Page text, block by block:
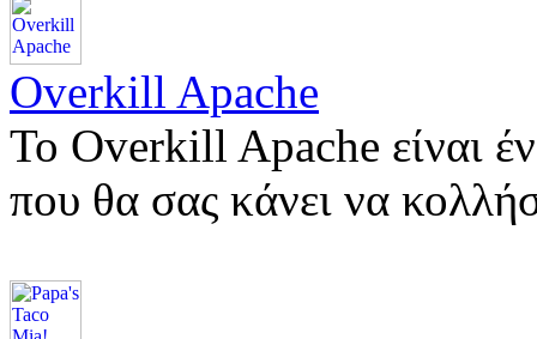
Overkill Apache
Το Overkill Apache είναι
που θα σας κάνει να